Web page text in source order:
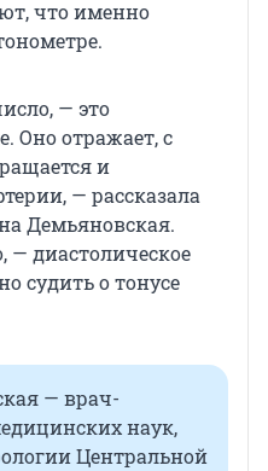
что именно
— это
Оно отражает, с
и
— рассказала
Демьяновская.
— диастолическое
судить о тонусе
— врач-
наук,
Центральной